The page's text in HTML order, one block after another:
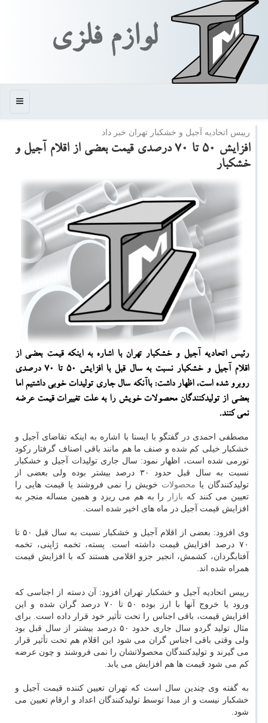
لوازم فلزی
منو
رییس اتحادیه آجیل و خشكبار تهران خبر داد
افزایش ۵۰ تا ۷۰ درصدی قیمت بعضی از اقلام آجیل و
خشكبار
رئیس اتحادیه آجیل و خشكبار تهران با اشاره به اینكه قیمت بعضی از
اقلام آجیل و خشكبار نسبت به سال قبل با افزایش ۵۰ تا ۷۰ درصدی
روبرو شده است، اظهار داشت: باآنكه سال جاری تولیدات خوبی داشتیم اما
بعضی از تولیدكنندگان محصولات خویش را به علت تغییرات قیمت عرضه
نمی كنند.
مصطفی احمدی در گفتگو با ایسنا با اشاره به اینکه تقاضای آجیل و
خشکبار خیلی کم شده و صنف ما هم مانند باقی اصناف گرفتار رکود
تورمی شده است، اظهار نمود: سال جاری تولیدات آجیل و خشکبار
نسبت به سال قبل حدود ۳۰ درصد بیشتر بوده ولی بعضی از
تولیدکنندگان یا محصولات خویش را نمی فروشند یا قیمت هایی را
تعیین می کنند که بازار
را به هم می ریزد و همین مساله منجر به
افزایش قیمت آجیل در ماه های اخیر شده است.
وی افزود: بعضی از اقلام آجیل و خشکبار نسبت به سال قبل ۵۰ تا
۷۰ درصد افزایش قیمت داشته است. پسته، تخمه ژاپنی، تخمه
آفتابگردان، کشمش، انجیر جزو اقلامی هستند که با افزایش قیمت
همراه شده اند.
رییس اتحادیه آجیل و خشکبار تهران افزود: آن دسته از اجناسی که
ورود یا خروج آنها با ارز بوده ۵۰ تا ۷۰ درصد گران شده و این
افزایش قیمت، باقی اجناس را تحت تأثیر خود قرار داده است. برای
مثال تولید گردو سال جاری حدود ۵۰ درصد بیشتر از سال قبل بود
ولی وقتی باقی اجناس گران می شود این اقلام هم تحت تأثیر قرار
می گیرند و تولیدکنندگان محصولاتشان را نمی فروشند و چون عرضه
کم می شود قیمت ها هم افزایش می یابد.
به گفته وی چندین سال است که تهران تعیین کننده قیمت آجیل و
خشکبار نیست و از مبدا توسط تولیدکنندگان اعداد و ارقام تعیین می
شود.